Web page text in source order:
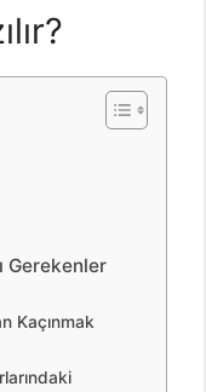
Gerekenler
Kaçınmak